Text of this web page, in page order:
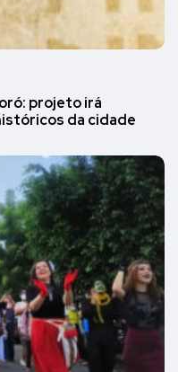
projeto irá
da cidade